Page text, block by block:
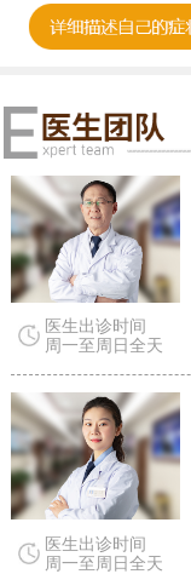
医生出诊时间
周一至周日全天
医生出诊时间
周一至周日全天